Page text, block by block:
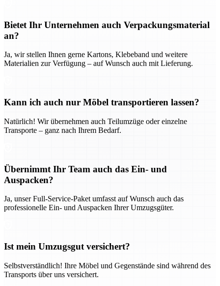
Bietet Ihr Unternehmen auch Verpackungsmaterial
an?
Ja, wir stellen Ihnen gerne Kartons, Klebeband und weitere
Materialien zur Verfügung – auf Wunsch auch mit Lieferung.
Kann ich auch nur Möbel transportieren lassen?
Natürlich! Wir übernehmen auch Teilumzüge oder einzelne
Transporte – ganz nach Ihrem Bedarf.
Übernimmt Ihr Team auch das Ein- und
Auspacken?
Ja, unser Full-Service-Paket umfasst auf Wunsch auch das
professionelle Ein- und Auspacken Ihrer Umzugsgüter.
Ist mein Umzugsgut versichert?
Selbstverständlich! Ihre Möbel und Gegenstände sind während des
Transports über uns versichert.